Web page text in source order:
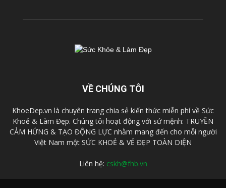
VỀ CHÚNG TÔI
KhoeDep.vn là chuyên trang chia sẻ kiến thức miễn phí về Sức
Khoẻ & Làm Đẹp. Chúng tôi hoạt động với sứ mệnh: TRUYỀN
CẢM HỨNG & TẠO ĐỘNG LỰC nhằm mang đến cho mỗi người
Việt Nam một SỨC KHOẺ & VẺ ĐẸP TOÀN DIỆN
Liên hệ: cskh@fhb.vn